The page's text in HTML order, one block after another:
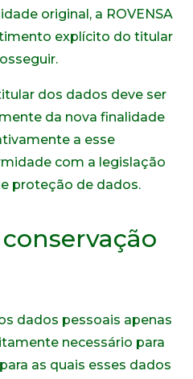
original, a ROVENSA
explícito do titular
dos dados deve ser
da nova finalidade
a esse
com a legislação
proteção de dados.
dados pessoais apenas
necessário para
as quais esses dados